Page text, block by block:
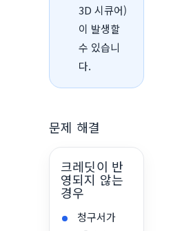
3D 시큐어)
이 발생할
수 있습니
다.
문제 해결
크레딧이 반
영되지 않는
경우
청구서가